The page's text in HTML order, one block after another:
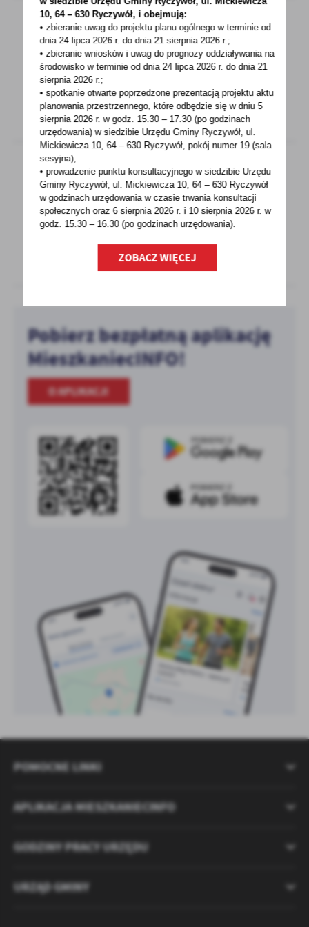
27 - 06 - 2026 Godz. 10:00
Piknik Sportowy w Lipie
27 - 06 - 2026 Godz. 14:13
Dzień Sportu- Ninino (odwołany)
Pobierz bezpłatną aplikację
MieszkaniecINFO!
O APLIKACJI
POMOCNE LINKI
APLIKACJA MIESZKANIECINFO
GODZINY PRACY URZĘDU
URZĄD GMINY
10, 64 – 630 Ryczywół, i obejmują:
• zbieranie uwag do projektu planu ogólnego w terminie od
dnia 24 lipca 2026 r. do dnia 21 sierpnia 2026 r.;
• zbieranie wniosków i uwag do prognozy oddziaływania na
środowisko w terminie od dnia 24 lipca 2026 r. do dnia 21
sierpnia 2026 r.;
• spotkanie otwarte poprzedzone prezentacją projektu aktu
planowania przestrzennego, które odbędzie się w dniu 5
sierpnia 2026 r.w godz. 15.30 – 17.30 (po godzinach
urzędowania) w siedzibie Urzędu Gminy Ryczywół, ul.
Mickiewicza 10, 64 – 630 Ryczywół, pokójnumer 19 (sala
sesyjna),
• prowadzenie punktu konsultacyjnego w siedzibie Urzędu
Gminy Ryczywół, ul. Mickiewicza 10, 64 – 630 Ryczywół
w godzinachurzędowania w czasie trwania konsultacji
społecznych oraz 6 sierpnia 2026 r. i 10 sierpnia 2026 r. w
godz. 15.30 – 16.30 (po godzinachurzędowania).
ZOBACZ WIĘCEJ